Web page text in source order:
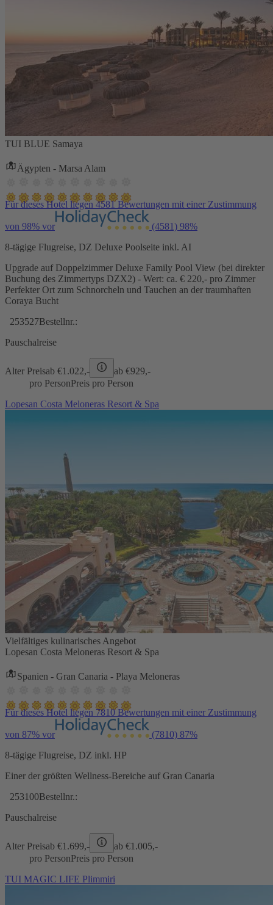
TUI BLUE Samaya
Ägypten - Marsa Alam
Für dieses Hotel liegen 4581 Bewertungen mit einer Zustimmung
von 98% vor (4581) 98%
8-tägige Flugreise, DZ Deluxe Poolseite inkl. AI
Upgrade auf Doppelzimmer Deluxe Family Pool View (bei direkter
Buchung des Zimmertyps DZX2) - Wert: ca. € 220,- pro Zimmer
Perfekter Ort zum Schnorcheln und Tauchen an der traumhaften
Coraya Bucht
253527Bestellnr.:
Pauschalreise
Alter Preisab €1.022,- ab €929,-
pro PersonPreis pro Person
Lopesan Costa Meloneras Resort & Spa
Vielfältiges kulinarisches Angebot
Lopesan Costa Meloneras Resort & Spa
Spanien - Gran Canaria - Playa Meloneras
Für dieses Hotel liegen 7810 Bewertungen mit einer Zustimmung
von 87% vor (7810) 87%
8-tägige Flugreise, DZ inkl. HP
Einer der größten Wellness-Bereiche auf Gran Canaria
253100Bestellnr.:
Pauschalreise
Alter Preisab €1.699,- ab €1.005,-
pro PersonPreis pro Person
TUI MAGIC LIFE Plimmiri